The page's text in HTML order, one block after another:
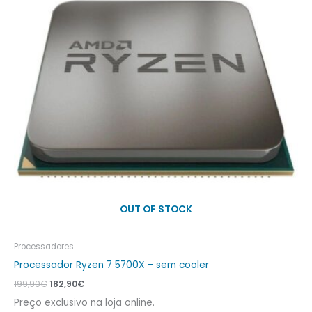
OUT OF STOCK
Processadores
Processador Ryzen 7 5700X – sem cooler
199,90€182,90€
Preço exclusivo na loja online.